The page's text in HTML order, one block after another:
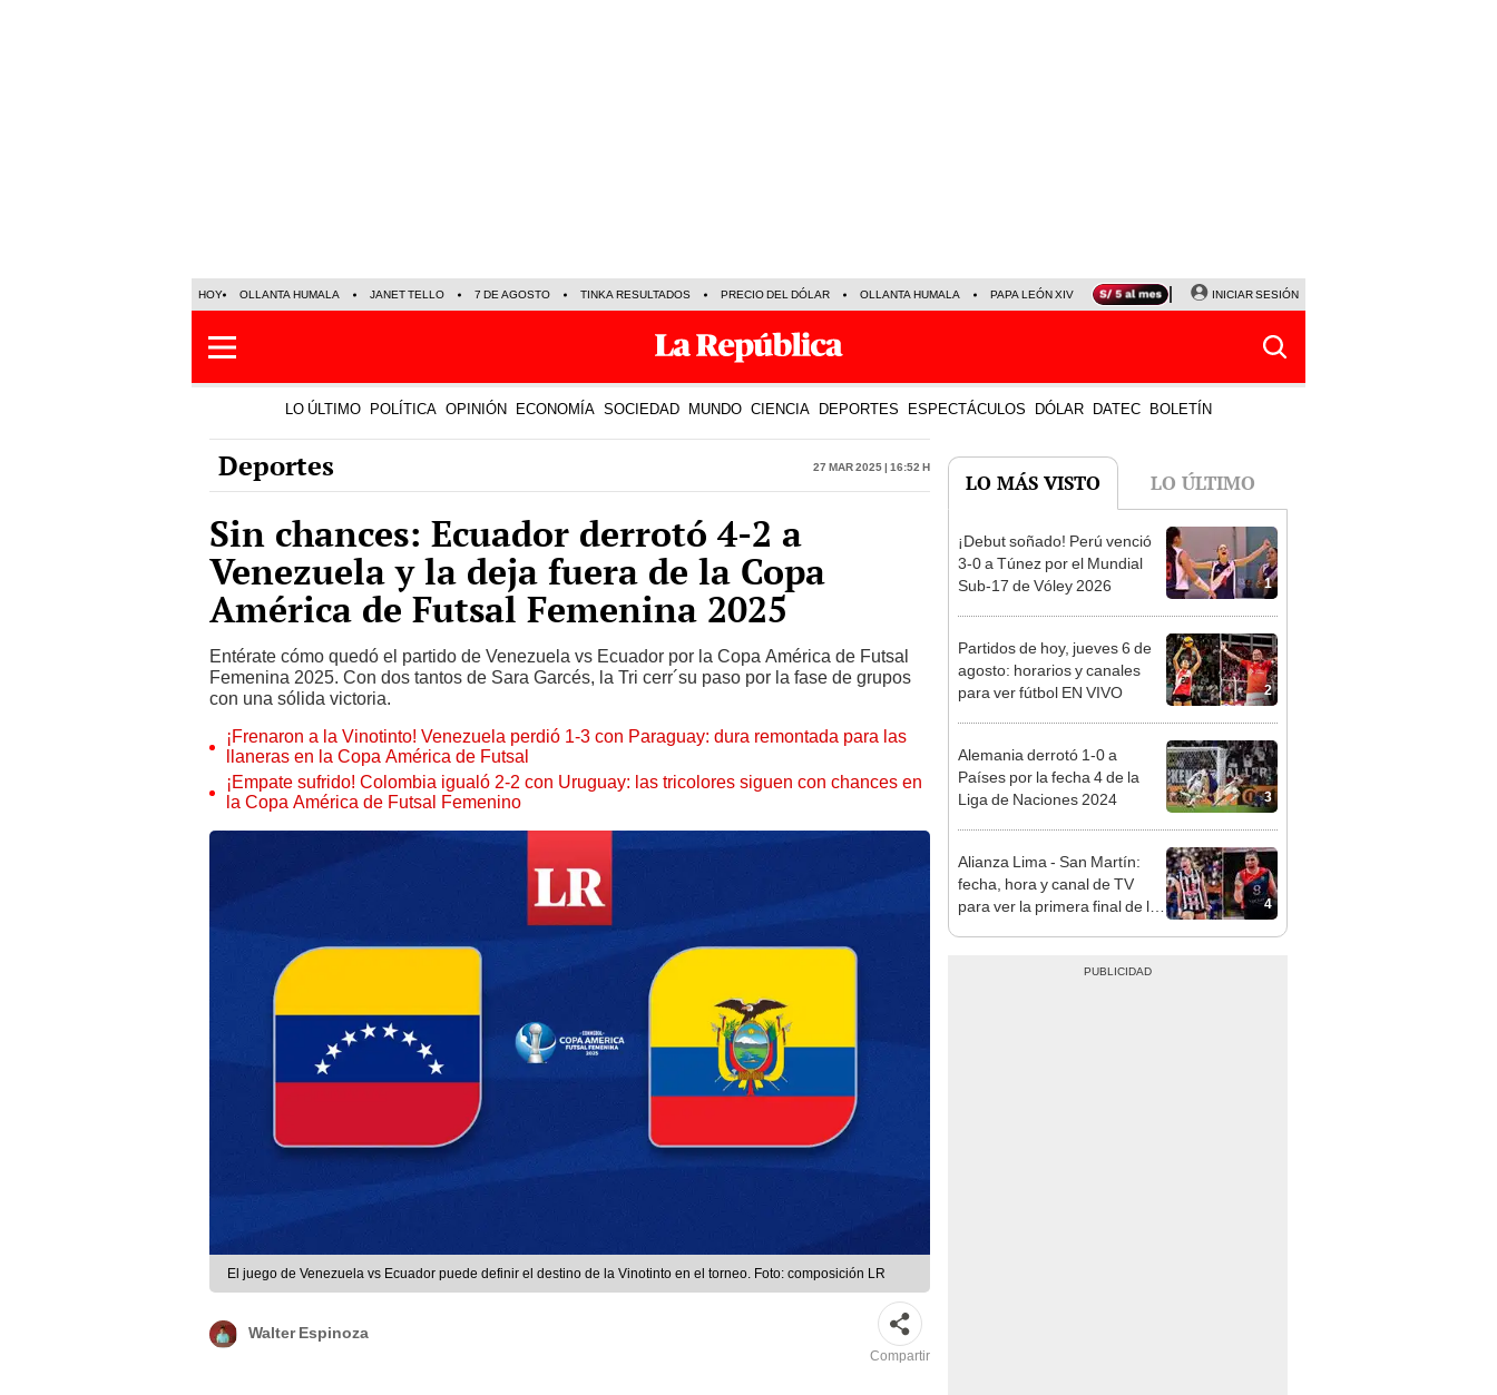
HOY OLLANTA HUMALA JANET TELLO 7 DE AGOSTO TINKA RESULTADOS PRECIO DEL DÓLAR OLLANTA HUMALA PAPA LEÓN XIV NALDY SALDAÑA LA BELLA LUZ
INICIAR SESIÓN
LO ÚLTIMO POLÍTICA OPINIÓN ECONOMÍA SOCIEDAD MUNDO CIENCIA DEPORTES ESPECTÁCULOS DÓLAR DATEC BOLETÍN
Deportes 27 Mar 2025 | 16:52 h
Sin chances: Ecuador derrotó 4-2 a
Venezuela y la deja fuera de la Copa
América de Futsal Femenina 2025
Entérate cómo quedó el partido de Venezuela vs Ecuador por la Copa América de Futsal
Femenina 2025. Con dos tantos de Sara Garcés, la Tri cerr´su paso por la fase de grupos
con una sólida victoria.
¡Frenaron a la Vinotinto! Venezuela perdió 1-3 con Paraguay: dura remontada para las
llaneras en la Copa América de Futsal
¡Empate sufrido! Colombia igualó 2-2 con Uruguay: las tricolores siguen con chances en
la Copa América de Futsal Femenino
El juego de Venezuela vs Ecuador puede definir el destino de la Vinotinto en el torneo. Foto: composición LR
Walter Espinoza
Compartir
LO MÁS VISTO LO ÚLTIMO
1
¡Debut soñado! Perú venció
3-0 a Túnez por el Mundial
Sub-17 de Vóley 2026
2
Partidos de hoy, jueves 6 de
agosto: horarios y canales
para ver fútbol EN VIVO
3
Alemania derrotó 1-0 a
Países por la fecha 4 de la
Liga de Naciones 2024
4
Alianza Lima - San Martín:
fecha, hora y canal de TV
para ver la primera final de la